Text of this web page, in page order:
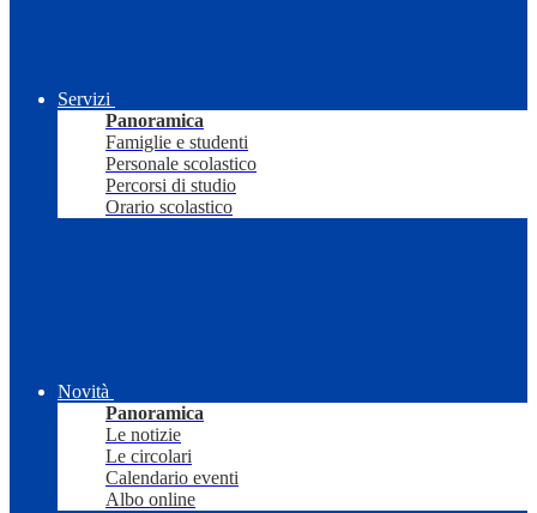
Servizi
Panoramica
Famiglie e studenti
Personale scolastico
Percorsi di studio
Orario scolastico
Novità
Panoramica
Le notizie
Le circolari
Calendario eventi
Albo online